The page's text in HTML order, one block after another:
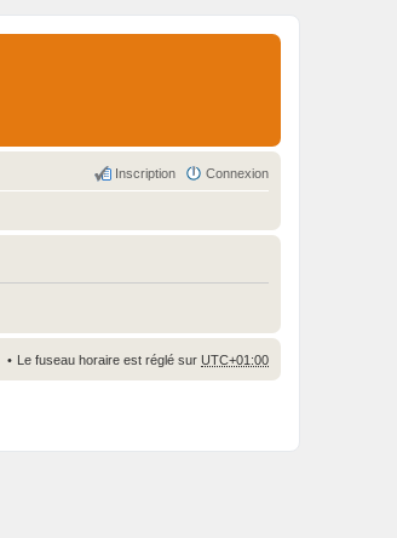
Connexion
Inscription
Le fuseau horaire est réglé sur UTC+01:00